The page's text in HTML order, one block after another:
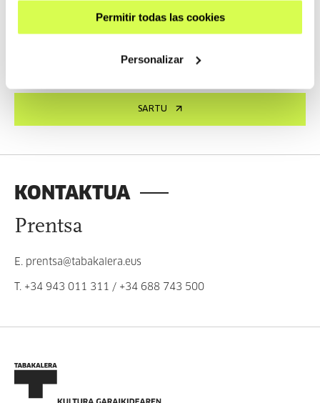
Permitir todas las cookies
Personalizar
Tabakalera
korporatiboa eta prentsa oharrak aurkituko dituzu.
SARTU
KONTAKTUA
Prentsa
E. prentsa@tabakalera.eus
T. +34 943 011 311 / +34 688 743 500